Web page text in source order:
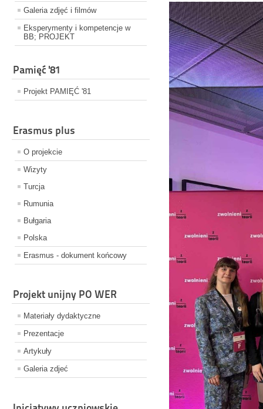
Galeria zdjęć i filmów
Eksperymenty i kompetencje w
BB; PROJEKT
Pamięć '81
Projekt PAMIĘĆ '81
Erasmus plus
O projekcie
Wizyty
Turcja
Rumunia
Bułgaria
Polska
Erasmus - dokument końcowy
Projekt unijny PO WER
Materiały dydaktyczne
Prezentacje
Artykuły
Galeria zdjeć